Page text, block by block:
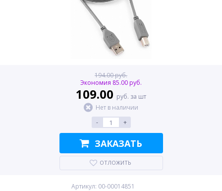
194.00 руб.
Экономия 85.00 руб.
109.00 руб. за шт
Нет в наличии
-
+
ЗАКАЗАТЬ
ОТЛОЖИТЬ
Артикул: 00-00014851